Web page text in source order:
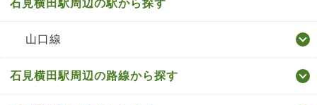
石見横田駅周辺の駅から探す
山口線
石見横田駅周辺の路線から探す